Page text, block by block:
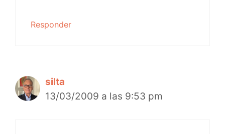
Responder
silta
13/03/2009 a las 9:53 pm